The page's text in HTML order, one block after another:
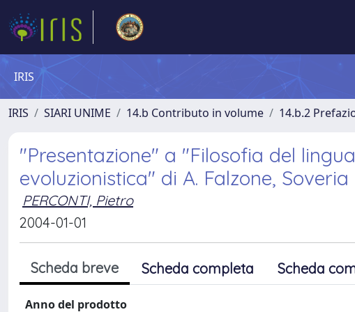
IRIS
IRIS SIARI UNIME 14.b Contributo in volume 14.b.2
"Presentazione" a "Filosofia del
evoluzionistica" di A. Falzone,
PERCONTI, Pietro
2004-01-01
Scheda breve Scheda completa Scheda
Anno del prodotto